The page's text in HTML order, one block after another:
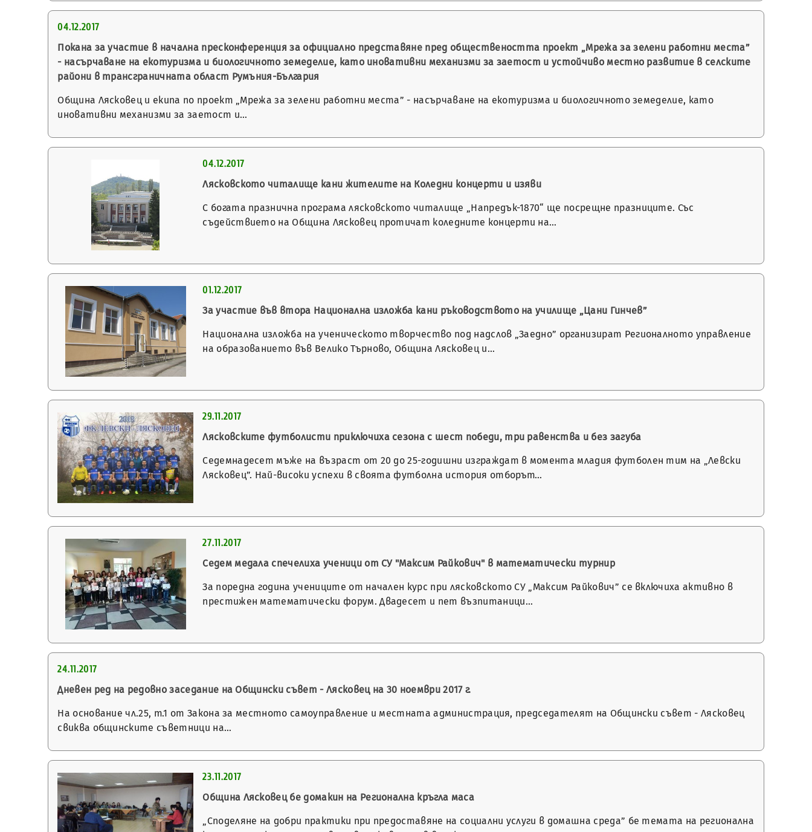
04.12.2017
Покана за участие в начална пресконференция за официално представяне пред обществеността проект „Мрежа за зелени работни места”
- насърчаване на екотуризма и биологичното земеделие, като иновативни механизми за заетост и устойчиво местно развитие в селските
райони в трансграничната област Румъния-България
Община Лясковец и екипа по проект „Мрежа за зелени работни места” - насърчаване на екотуризма и биологичното земеделие, като
иновативни механизми за заетост и…
04.12.2017
Лясковското читалище кани жителите на Коледни концерти и изяви
С богата празнична програма лясковското читалище „Напредък-1870“ ще посрещне празниците. Със
съдействието на Община Лясковец протичат коледните концерти на…
01.12.2017
За участие във втора Национална изложба кани ръководството на училище „Цани Гинчев”
Национална изложба на ученическото творчество под надслов „Заедно” организират Регионалното управление
на образованието във Велико Търново, Община Лясковец и…
29.11.2017
Лясковските футболисти приключиха сезона с шест победи, три равенства и без загуба
Седемнадесет мъже на възраст от 20 до 25-годишни изграждат в момента младия футболен тим на „Левски
Лясковец”. Най-високи успехи в своята футболна история отборът…
27.11.2017
Седем медала спечелиха ученици от СУ "Максим Райкович" в математически турнир
За поредна година учениците от начален курс при лясковското СУ „Максим Райкович” се включиха активно в
престижен математически форум. Двадесет и пет възпитаници…
24.11.2017
Дневен ред на редовно заседание на Общински съвет - Лясковец на 30 ноември 2017 г.
На основание чл.25, т.1 от Закона за местното самоуправление и местната администрация, председателят на Общински съвет - Лясковец
свиква общинските съветници на…
23.11.2017
Община Лясковец бе домакин на Регионална кръгла маса
„Споделяне на добри практики при предоставяне на социални услуги в домашна среда” бе темата на регионална